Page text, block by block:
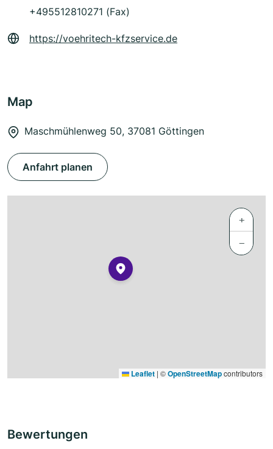
+495512810271 (Fax)
https://voehritech-kfzservice.de
Map
Maschmühlenweg 50, 37081 Göttingen
Anfahrt planen
+
−
Leaflet | ©OpenStreetMapcontributors
Bewertungen